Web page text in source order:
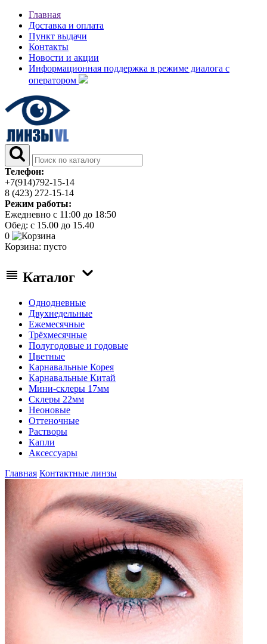
Главная
Доставка и оплата
Пункт выдачи
Контакты
Новости и акции
Информационная поддержка в режиме диалога с
оператором
Телефон:
+7(914)792-15-14
8 (423) 272-15-14
Режим работы:
Ежедневно с 11:00 до 18:50
Обед: с 15.00 до 15.40
0
Корзина: пусто
Каталог
Однодневные
Двухнедельные
Ежемесячные
Трёхмесячные
Полугодовые и годовые
Цветные
Карнавальные Корея
Карнавальные Китай
Мини-склеры 17мм
Склеры 22мм
Неоновые
Оттеночные
Растворы
Капли
Аксессуары
Главная Контактные линзы